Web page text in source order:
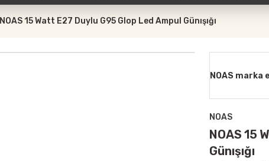
NOAS 15 Watt E27 Duylu G95 Glop Led Ampul Günışığı
NOAS
NOAS
NOAS 15
Günışığı